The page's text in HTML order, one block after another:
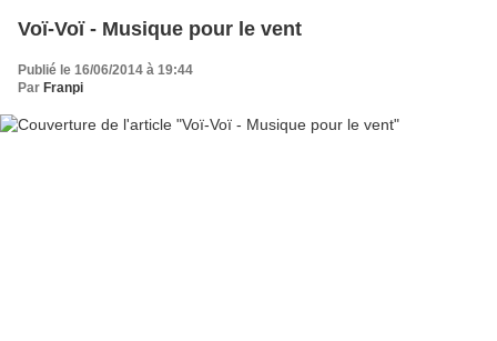
Voï-Voï - Musique pour le vent
Publié le 16/06/2014 à 19:44
Par Franpi